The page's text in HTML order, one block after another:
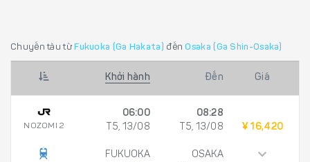
Chuyến tàu từ Fukuoka (Ga Hakata) đếnOsaka (Ga Shin-Osaka)
Khởi hành Đến Giá
NOZOMI 2
06:00
T5, 13/08
FUKUOKA
08:28
T5, 13/08
OSAKA
¥ 16,420